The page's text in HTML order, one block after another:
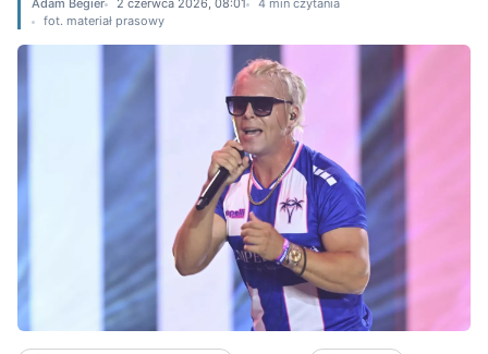
Adam Begier 2 czerwca 2026, 08:01
4 min czytania
fot. materiał prasowy